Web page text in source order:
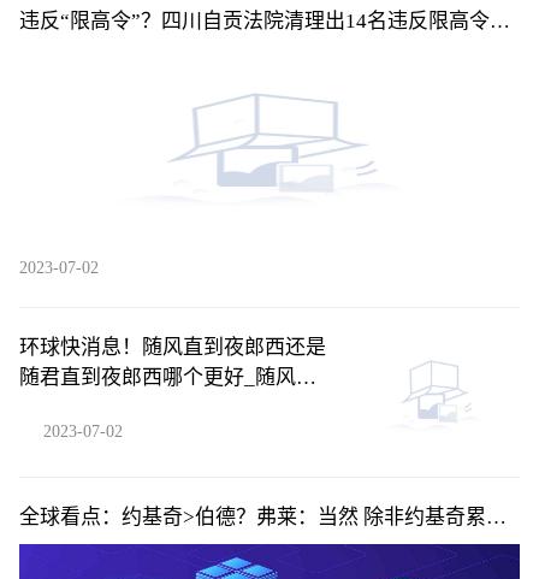
违反“限高令”？四川自贡法院清理出14名违反限高令乘
2023-07-02
环球快消息！随风直到夜郎西还是
随君直到夜郎西哪个更好_随风直
2023-07-02
全球看点：约基奇>伯德？弗莱：当然 除非约基奇累了
否则你不可能防住他